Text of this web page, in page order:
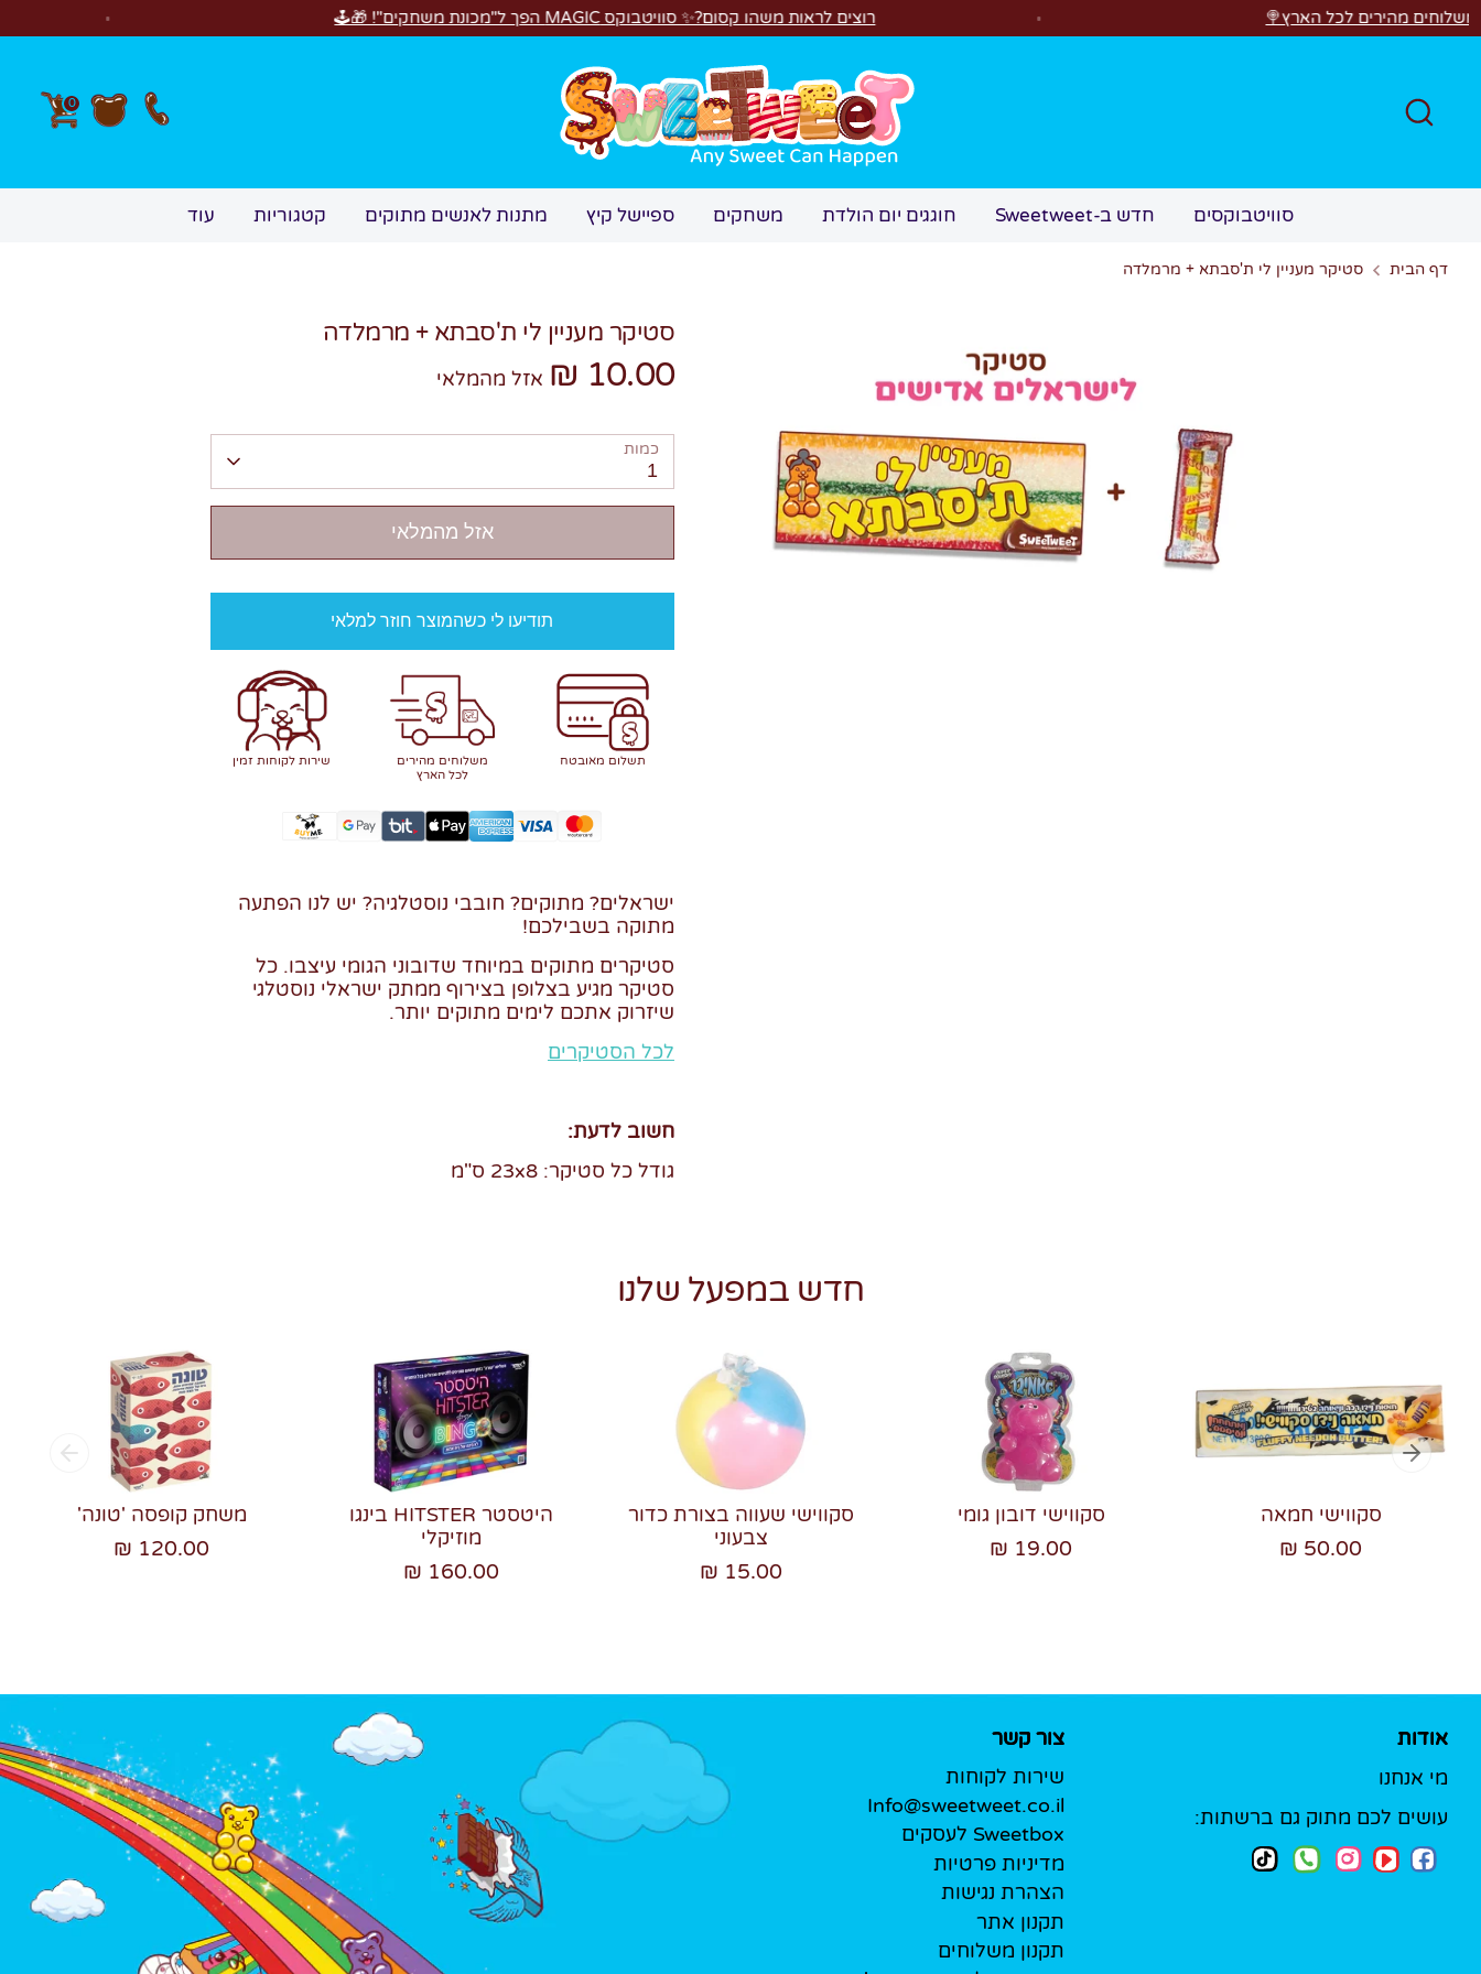
דלגלכל הארץ🍭 רוצים לראות משהו קסום?✨ סוויטבוקס MAGIC הפך ל"מכונת משחקים"! 🎁🕹️
חיפוש 0
סוויטבוקסים חדש ב-Sweetweet חוגגים יום הולדת משחקים ספיישל קיץ מתנות לאנשים מתוקים קטגוריות עוד
דף הבית סטיקר מעניין לי ת'סבתא + מרמלדה
סטיקר מעניין לי ת'סבתא + מרמלדה
10.00 ₪ אזל מהמלאי
כמות
1
אזל מהמלאי
תודיעו לי כשהמוצר חוזר למלאי
תשלום מאובטח
משלוחים מהירים
לכל הארץ
שירות לקוחות זמין
ישראלים? מתוקים? חובבי נוסטלגיה? יש לנו הפתעה
מתוקה בשבילכם!
סטיקרים מתוקים במיוחד שדובוני הגומי עיצבו. כל
סטיקר מגיע בצלופן בצירוף ממתק ישראלי נוסטלגי
שיזרוק אתכם לימים מתוקים יותר.
לכל הסטיקרים
חשוב לדעת:
גודל כל סטיקר: 23x8 ס"מ
חדש במפעל שלנו
משחק קופסה 'טונה'
120.00 ₪
היטסטר HITSTER בינגו
מוזיקלי
160.00 ₪
סקווישי שעווה בצורת כדור
צבעוני
15.00 ₪
סקווישי דובון גומי
19.00 ₪
סקווישי חמאה
50.00 ₪
אודות
מי אנחנו
עושים לכם מתוק גם ברשתות:
צור קשר
שירות לקוחות
Info@sweetweet.co.il
Sweetbox לעסקים
מדיניות פרטיות
הצהרת נגישות
תקנון אתר
תקנון משלוחים